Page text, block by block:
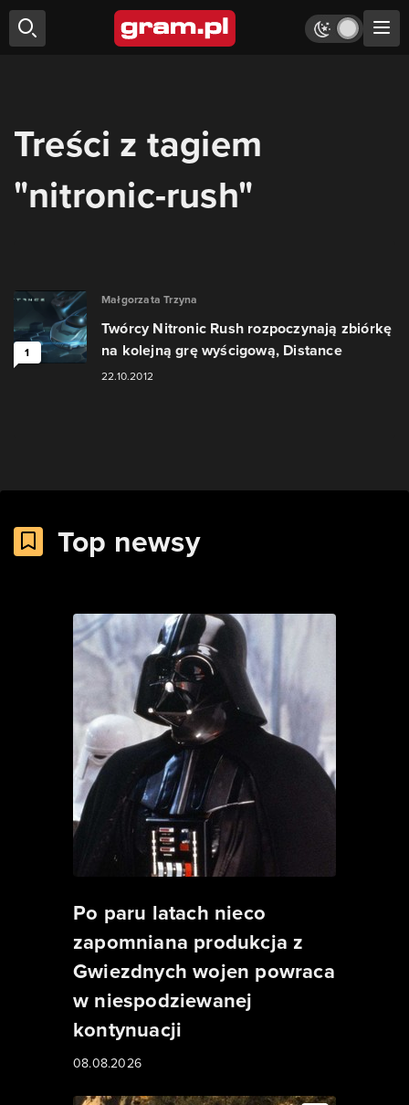
Treści z tagiem
"nitronic-rush"
1
Małgorzata Trzyna
Twórcy Nitronic Rush rozpoczynają zbiórkę
na kolejną grę wyścigową, Distance
22.10.2012
Top newsy
Po paru latach nieco
zapomniana produkcja z
Gwiezdnych wojen powraca
w niespodziewanej
kontynuacji
08.08.2026